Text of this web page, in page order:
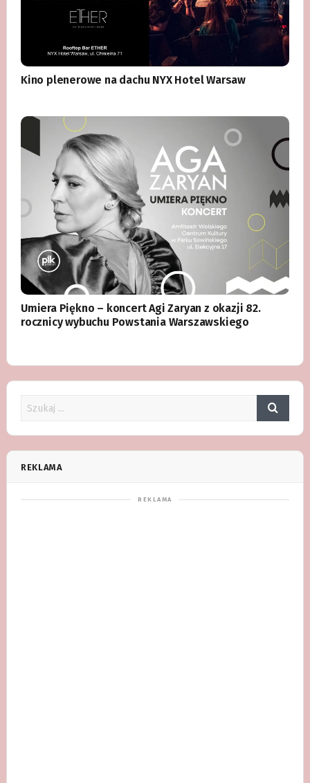
Kino plenerowe na dachu NYX Hotel Warsaw
Umiera Piękno – koncert Agi Zaryan z okazji 82.
rocznicy wybuchu Powstania Warszawskiego
REKLAMA